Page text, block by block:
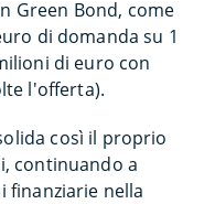
Green Bond, come
di domanda su 1
di euro con
l'offerta).
così il proprio
continuando a
finanziarie nella